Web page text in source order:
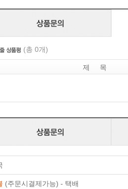
(총 0개)
제 목
(주문시결제가능) - 택배